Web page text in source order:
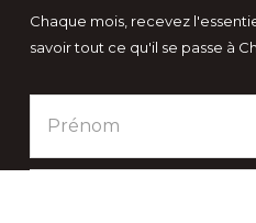
Chaque mois, recevez
savoir tout ce qu'il se passe à